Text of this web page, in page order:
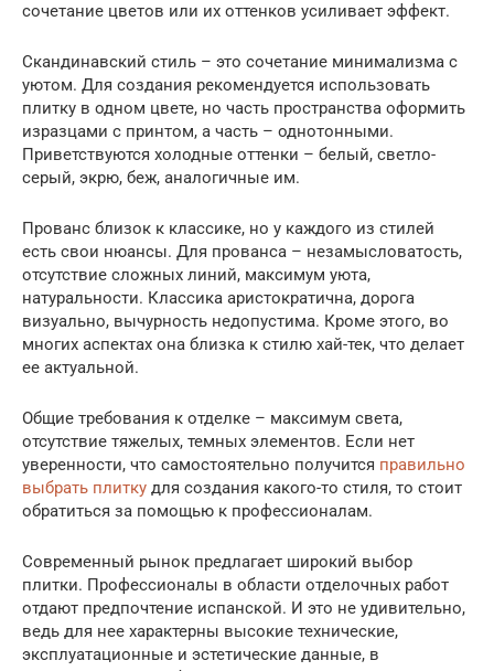
сочетание цветов или их оттенков усиливает эффект.
Скандинавский стиль – это сочетание минимализма с
уютом. Для создания рекомендуется использовать
плитку в одном цвете, но часть пространства оформить
изразцами с принтом, а часть – однотонными.
Приветствуются холодные оттенки – белый, светло-
серый, экрю, беж, аналогичные им.
Прованс близок к классике, но у каждого из стилей
есть свои нюансы. Для прованса – незамысловатость,
отсутствие сложных линий, максимум уюта,
натуральности. Классика аристократична, дорога
визуально, вычурность недопустима. Кроме этого, во
многих аспектах она близка к стилю хай-тек, что делает
ее актуальной.
Общие требования к отделке – максимум света,
отсутствие тяжелых, темных элементов. Если нет
уверенности, что самостоятельно получится правильно
выбрать плитку для создания какого-то стиля, то стоит
обратиться за помощью к профессионалам.
Современный рынок предлагает широкий выбор
плитки. Профессионалы в области отделочных работ
отдают предпочтение испанской. И это не удивительно,
ведь для нее характерны высокие технические,
эксплуатационные и эстетические данные, в